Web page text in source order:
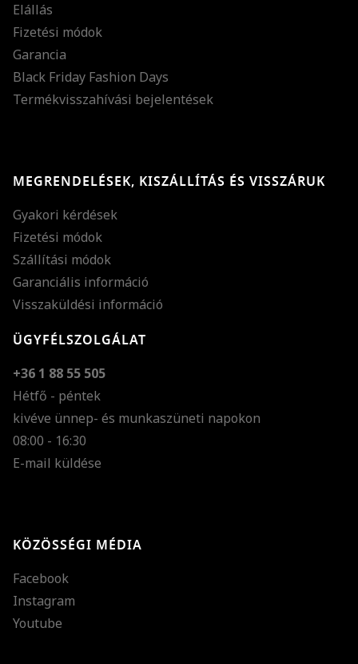
Elállás
Fizetési módok
Garancia
Black Friday Fashion Days
Termékvisszahívási bejelentések
MEGRENDELÉSEK, KISZÁLLÍTÁS ÉS VISSZÁRUK
Gyakori kérdések
Fizetési módok
Szállítási módok
Garanciális információ
Visszaküldési információ
ÜGYFÉLSZOLGÁLAT
+36 1 88 55 505
Hétfő - péntek
kivéve ünnep- és munkaszüneti napokon
08:00 - 16:30
E-mail küldése
KÖZÖSSÉGI MÉDIA
Facebook
Instagram
Youtube